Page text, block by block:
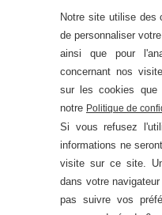
Notre site utilise des
de personnaliser
ainsi que pour
concernant nos
sur les cookies que
notre Politique de
Si vous refusez
informations ne
visite sur ce site.
dans votre
pas suivre vos